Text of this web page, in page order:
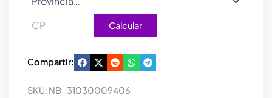
cantidad
Calcular
Compartir:
SKU: NB_31030009406